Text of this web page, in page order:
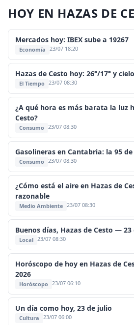
HOY EN HAZAS DE
Mercados hoy: IBEX sube a 19267
Economía 23/07 18:20
Hazas de Cesto hoy: 26°/17° y
El Tiempo 23/07 08:30
¿A qué hora es más barata la luz
Cesto?
Consumo 23/07 08:30
Gasolineras en Cantabria: la 95 de
Consumo 23/07 08:30
¿Cómo está el aire en Hazas de
razonable
Medio Ambiente 23/07 08:30
Buenos días, Hazas de Cesto —
Local 23/07 08:30
Horóscopo de hoy en Hazas de
2026
Horóscopo 23/07 06:10
Un día como hoy, 23 de julio
Cultura 23/07 06:00